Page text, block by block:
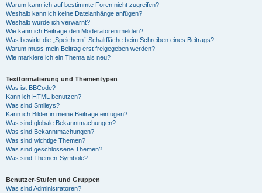
Warum kann ich auf bestimmte Foren nicht zugreifen?
Weshalb kann ich keine Dateianhänge anfügen?
Weshalb wurde ich verwarnt?
Wie kann ich Beiträge den Moderatoren melden?
Was bewirkt die „Speichern“-Schaltfläche beim Schreiben eines Beitrags?
Warum muss mein Beitrag erst freigegeben werden?
Wie markiere ich ein Thema als neu?
Textformatierung und Thementypen
Was ist BBCode?
Kann ich HTML benutzen?
Was sind Smileys?
Kann ich Bilder in meine Beiträge einfügen?
Was sind globale Bekanntmachungen?
Was sind Bekanntmachungen?
Was sind wichtige Themen?
Was sind geschlossene Themen?
Was sind Themen-Symbole?
Benutzer-Stufen und Gruppen
Was sind Administratoren?